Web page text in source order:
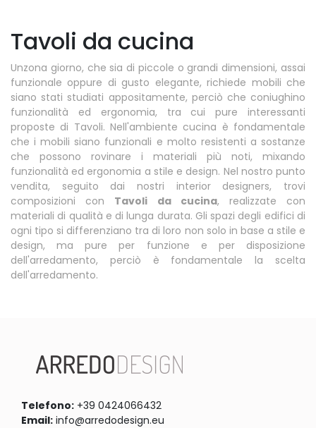
Tavoli da cucina
Unzona giorno, che sia di piccole o grandi dimensioni, assai
funzionale oppure di gusto elegante, richiede mobili che
siano stati studiati appositamente, perciò che coniughino
funzionalità ed ergonomia, tra cui pure interessanti
proposte di Tavoli. Nell'ambiente cucina è fondamentale
che i mobili siano funzionali e molto resistenti a sostanze
che possono rovinare i materiali più noti, mixando
funzionalità ed ergonomia a stile e design. Nel nostro punto
vendita, seguito dai nostri interior designers, trovi
composizioni con Tavoli da cucina, realizzate con
materiali di qualità e di lunga durata. Gli spazi degli edifici di
ogni tipo si differenziano tra di loro non solo in base a stile e
design, ma pure per funzione e per disposizione
dell'arredamento, perciò è fondamentale la scelta
dell'arredamento.
Telefono: +39 0424066432
Email: info@arredodesign.eu